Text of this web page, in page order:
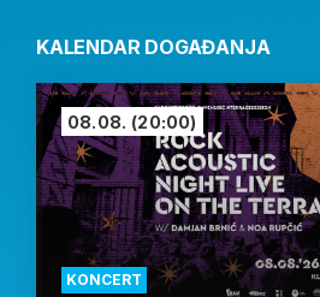
KALENDAR DOGAĐANJA
KONCERT
08.08. (20:00)